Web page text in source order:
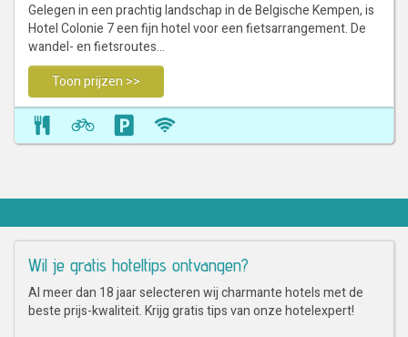
Gelegen in een prachtig landschap in de Belgische Kempen, is
Hotel Colonie 7 een fijn hotel voor een fietsarrangement. De
wandel- en fietsroutes…
Toon prijzen >>
Wil je gratis hoteltips ontvangen?
Al meer dan 18 jaar selecteren wij charmante hotels met de
beste prijs-kwaliteit. Krijg gratis tips van onze hotelexpert!